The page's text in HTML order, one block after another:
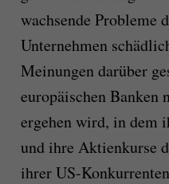
wachsende Probleme
Unternehmen
Meinungen darüber
europäischen Banken
ergehen wird, in dem
und ihre Aktienkurse
ihrer US-